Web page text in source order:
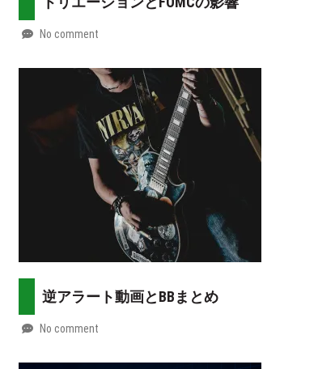
by
No comment
逆アラート動画とBBまとめ
by
No comment